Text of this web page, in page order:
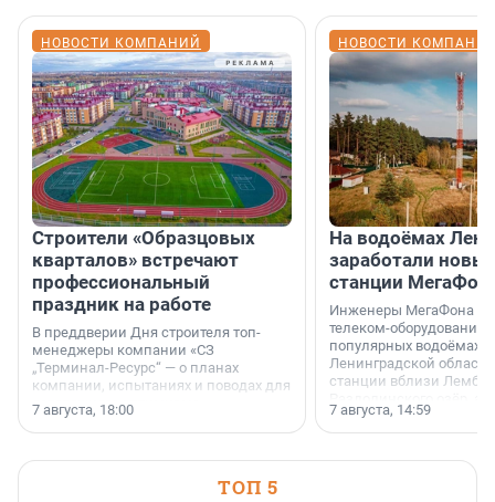
НОВОСТИ КОМПАНИЙ
Строители «Образцовых
кварталов» встречают
профессиональный
праздник на работе
В преддверии Дня строителя топ-
менеджеры компании «СЗ
„Терминал-Ресурс“ — о планах
компании, испытаниях и поводах для
осторожного оптимизма.
7 августа, 18:00
НОВОСТИ
На водоёмах
заработали
станции
Инженеры МегаФона
телеком-оборудование
популярных водоёмах
Ленинградской
станции вблизи
недалеко от Большого
водопада.
7 августа, 14:59
ТОП 5